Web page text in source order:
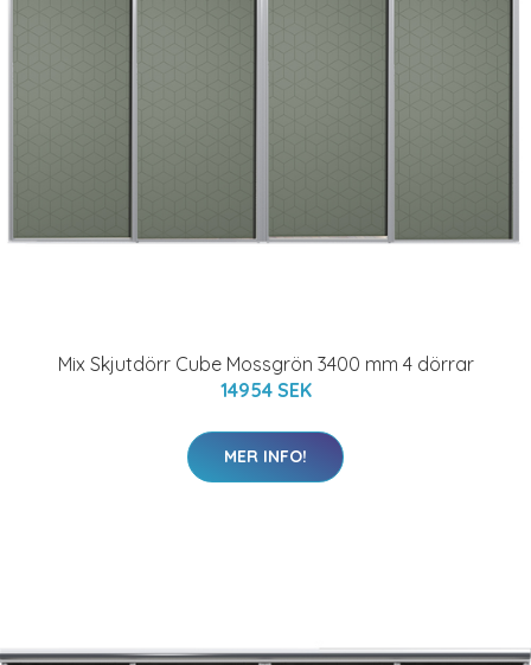
Mix Skjutdörr Cube Mossgrön 3400 mm 4 dörrar
14954 SEK
MER INFO!